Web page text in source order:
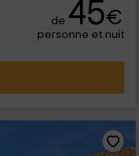
de 45€
personne et nuit